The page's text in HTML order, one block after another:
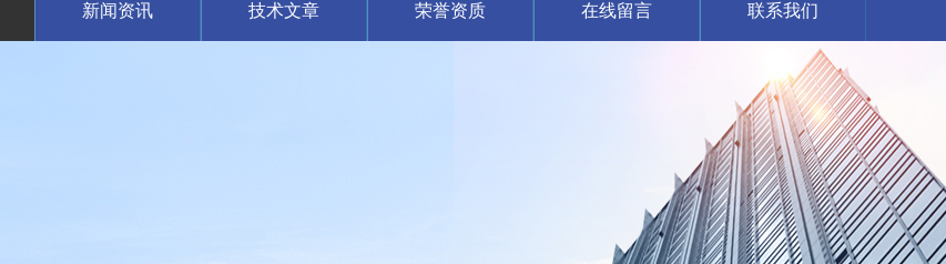
新闻资讯 技术文章 荣誉资质 在线留言 联系我们